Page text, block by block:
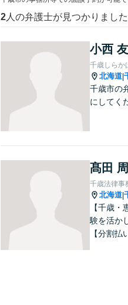
2 人の弁護士が見つかりました
小西
千歳しらか
北海道|
千歳市の
にしてく
髙田
千歳法律事
北海道|
【千歳
験を活か
【分割払